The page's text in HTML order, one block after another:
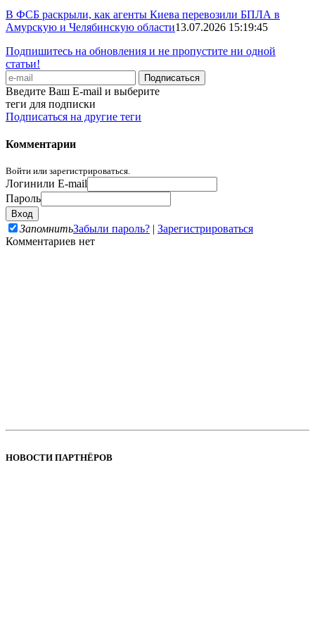
В ФСБ раскрыли, как агенты Киева перевозили БПЛА в
Амурскую и Челябинскую области13.07.2026 15:19:45
Подпишитесь на обновления и не пропустите ни одной
статьи!
Введите Ваш E-mail и выберите
теги для подписки
Подписаться на другие теги
Комментарии
Войти или зарегистрироваться.
Логинили E-mail
Пароль
ЗапомнитьЗабыли пароль? | Зарегистрироваться
Комментариев нет
НОВОСТИ ПАРТНЁРОВ